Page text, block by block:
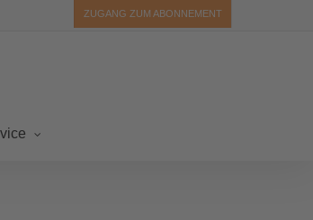
ZUGANG ZUM ABONNEMENT